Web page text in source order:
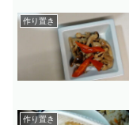
作り置き
作り置き